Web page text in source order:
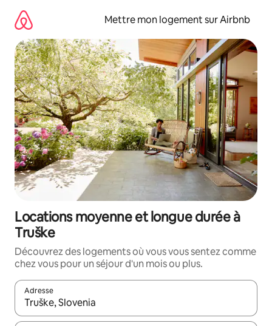
directement
contenu
Mettre mon logement sur Airbnb
Locations moyenne et longue durée à
Truške
Découvrez des logements où vous vous sentez comme
chez vous pour un séjour d'un mois ou plus.
Adresse
Lorsque les résultats s'affichent, utilisez les flèches vers le